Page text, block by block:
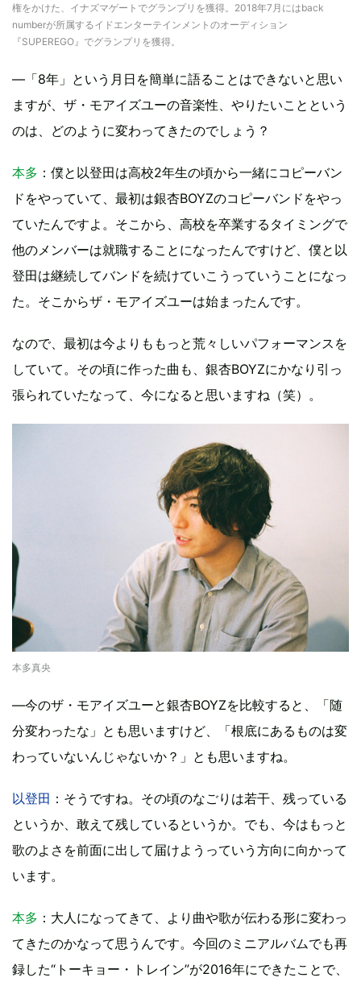
権をかけた、イナズマゲートでグランプリを獲得。2018年7月にはback
numberが所属するイドエンターテインメントのオーディション
『SUPEREGO』でグランプリを獲得。
—「8年」という月日を簡単に語ることはできないと思い
ますが、ザ・モアイズユーの音楽性、やりたいことという
のは、どのように変わってきたのでしょう？
本多 ：僕と以登田は高校2年生の頃から一緒にコピーバン
ドをやっていて、最初は銀杏BOYZのコピーバンドをやっ
ていたんですよ。そこから、高校を卒業するタイミングで
他のメンバーは就職することになったんですけど、僕と以
登田は継続してバンドを続けていこうっていうことになっ
た。そこからザ・モアイズユーは始まったんです。
なので、最初は今よりももっと荒々しいパフォーマンスを
していて。その頃に作った曲も、銀杏BOYZにかなり引っ
張られていたなって、今になると思いますね（笑）。
本多真央
—今のザ・モアイズユーと銀杏BOYZを比較すると、「随
分変わったな」とも思いますけど、「根底にあるものは変
わっていないんじゃないか？」とも思いますね。
以登田 ：そうですね。その頃のなごりは若干、残っている
というか、敢えて残しているというか。でも、今はもっと
歌のよさを前面に出して届けようっていう方向に向かって
います。
本多 ：大人になってきて、より曲や歌が伝わる形に変わっ
てきたのかなって思うんです。今回のミニアルバムでも再
録した“トーキョー・トレイン”が2016年にできたことで、